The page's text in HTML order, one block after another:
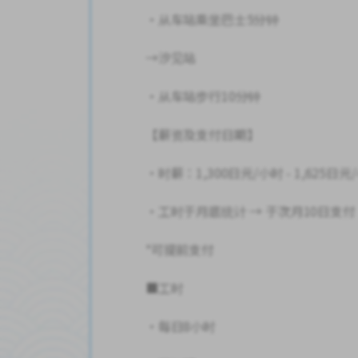
・从车站乘坐巴士5分钟
→汐见站
・从车站步行10分钟
【薪资及支付日期】
・时薪：1,300日元/小时 - 1,625日元/
・工时于月底统计 → 于次月10日支付
*可提前支付
■工时
・每日8小时